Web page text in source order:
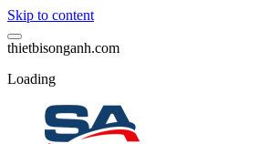
Skip to content
thietbisonganh.com
Loading